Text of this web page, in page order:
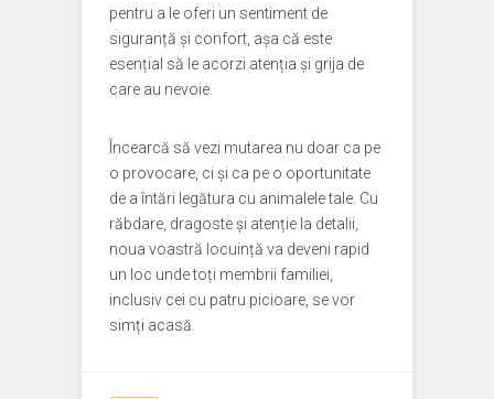
pentru a le oferi un sentiment de
siguranță și confort, așa că este
esențial să le acorzi atenția și grija de
care au nevoie.
Încearcă să vezi mutarea nu doar ca pe
o provocare, ci și ca pe o oportunitate
de a întări legătura cu animalele tale. Cu
răbdare, dragoste și atenție la detalii,
noua voastră locuință va deveni rapid
un loc unde toți membrii familiei,
inclusiv cei cu patru picioare, se vor
simți acasă.